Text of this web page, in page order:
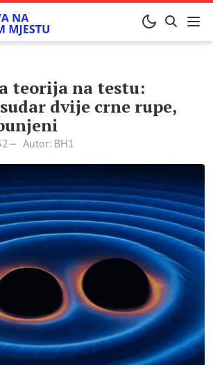
teorija na testu:
dvije crne rupe,
Autor: BH1